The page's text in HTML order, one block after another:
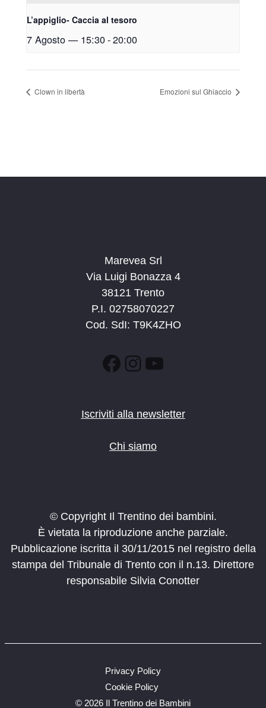
L’appiglio- Caccia al tesoro
7 Agosto — 15:30-20:00
Clown in libertà Emozioni sul Ghiaccio
Marevea Srl
Via Luigi Bonazza 4
38121 Trento
P.I. 02758070227
Cod. SdI: T9K4ZHO
Facebook
Instagram
YouTube
Iscriviti alla newsletter
Chi siamo
© Copyright Il Trentino dei bambini.
È vietata la riproduzione anche parziale.
Pubblicazione iscritta il 30/11/2015 nel registro della
stampa del Tribunale di Trento con il n.13. Direttore
responsabile Silvia Conotter
© 2026 Il Trentino dei Bambini
Privacy Policy
Cookie Policy